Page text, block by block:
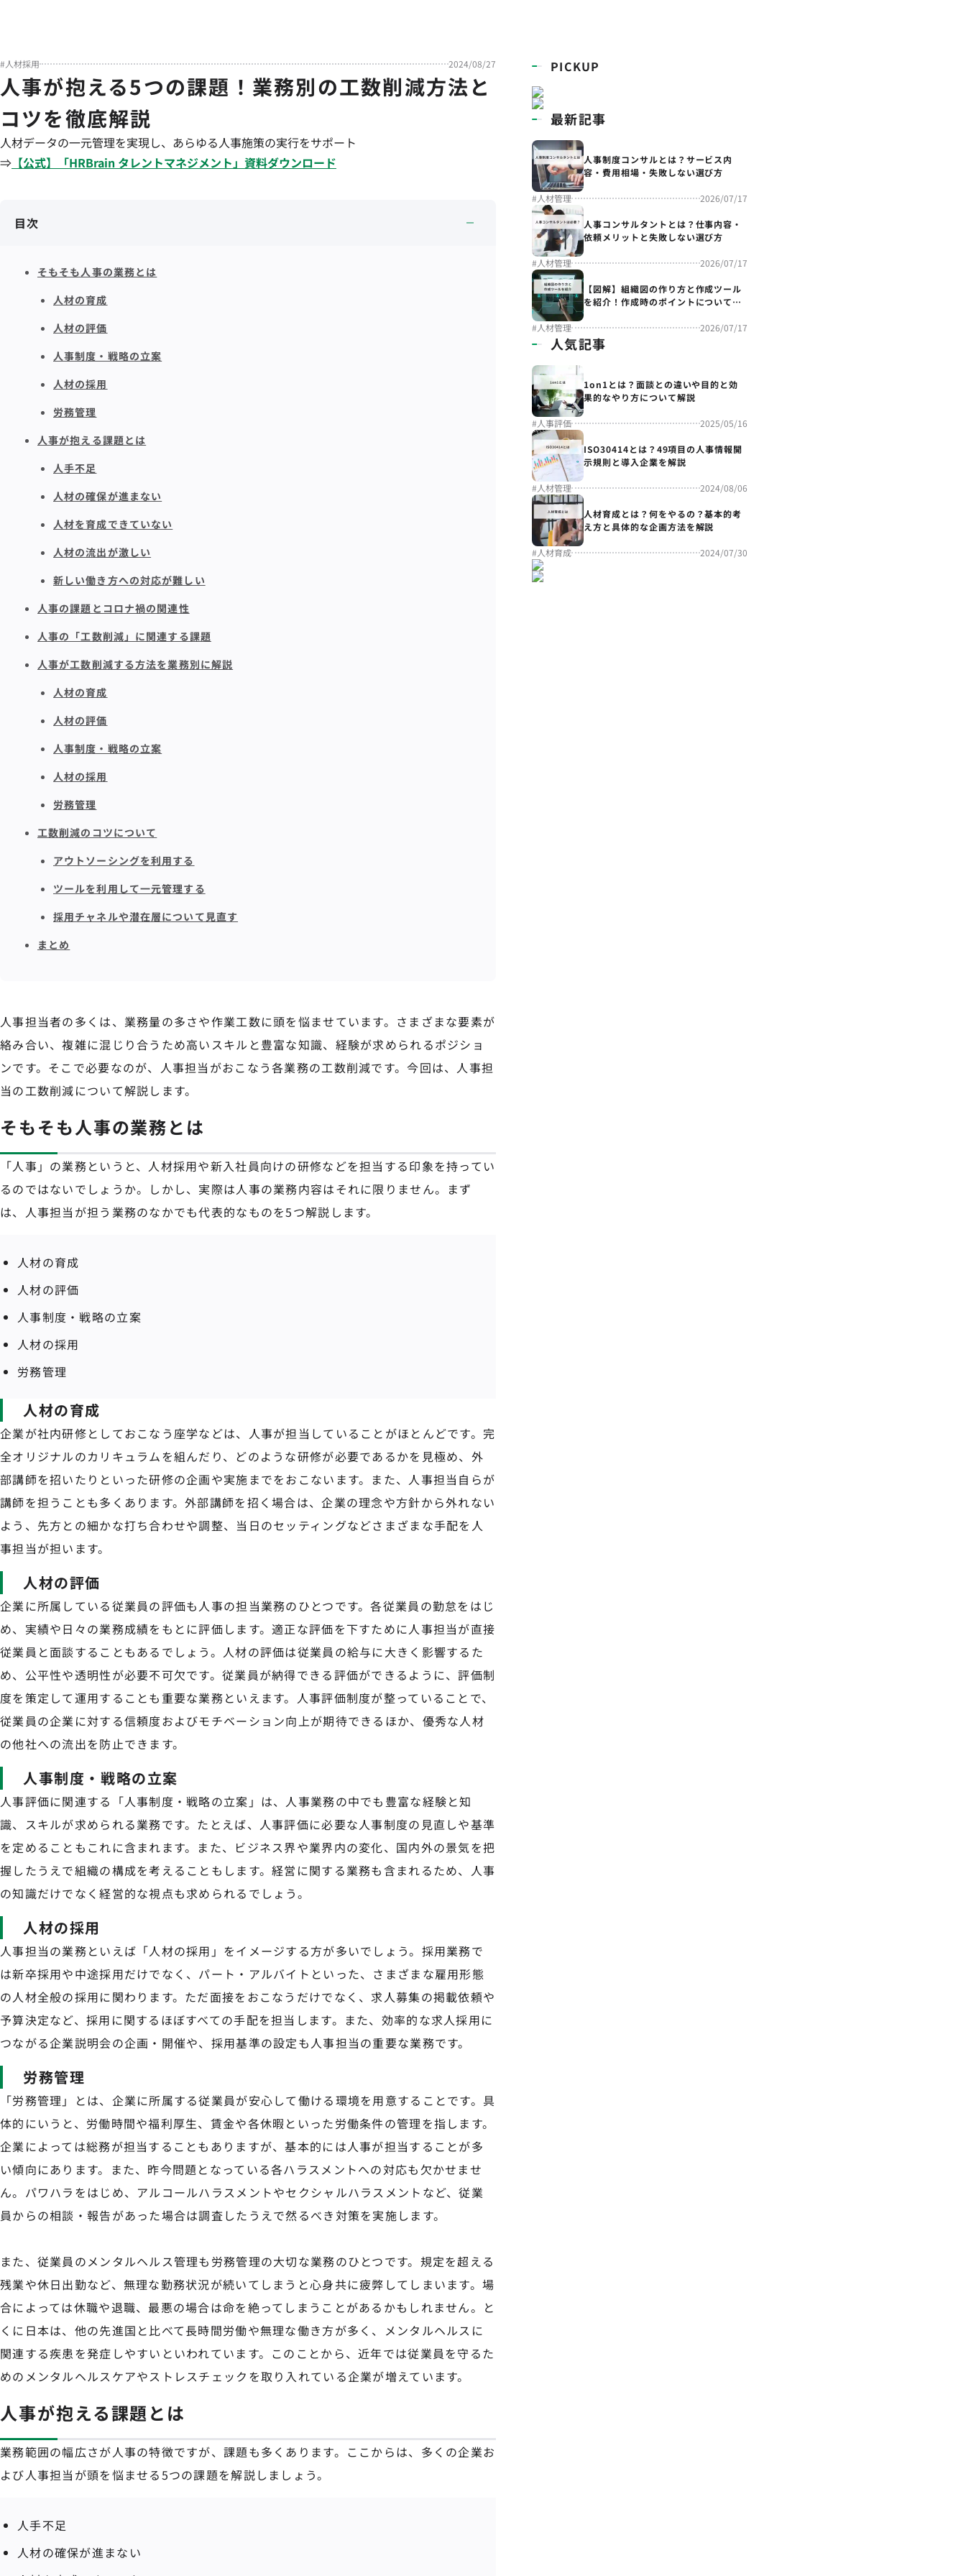
#人材採用 2024/08/27
人事が抱える5つの課題！業務別の工数削減方法と
コツを徹底解説
人材データの一元管理を実現し、あらゆる人事施策の実行をサポート
⇒ 【公式】「HRBrain タレントマネジメント」資料ダウンロード
目次
そもそも人事の業務とは
人材の育成
人材の評価
人事制度・戦略の立案
人材の採用
労務管理
人事が抱える課題とは
人手不足
人材の確保が進まない
人材を育成できていない
人材の流出が激しい
新しい働き方への対応が難しい
人事の課題とコロナ禍の関連性
人事の「工数削減」に関連する課題
人事が工数削減する方法を業務別に解説
人材の育成
人材の評価
人事制度・戦略の立案
人材の採用
労務管理
工数削減のコツについて
アウトソーシングを利用する
ツールを利用して一元管理する
採用チャネルや潜在層について見直す
まとめ
人事担当者の多くは、業務量の多さや作業工数に頭を悩ませています。さまざまな要素が
絡み合い、複雑に混じり合うため高いスキルと豊富な知識、経験が求められるポジショ
ンです。そこで必要なのが、人事担当がおこなう各業務の工数削減です。今回は、人事担
当の工数削減について解説します。
そもそも人事の業務とは
「人事」の業務というと、人材採用や新入社員向けの研修などを担当する印象を持ってい
るのではないでしょうか。しかし、実際は人事の業務内容はそれに限りません。まず
は、人事担当が担う業務のなかでも代表的なものを5つ解説します。
人材の育成
人材の評価
人事制度・戦略の立案
人材の採用
労務管理
人材の育成
企業が社内研修としておこなう座学などは、人事が担当していることがほとんどです。完
全オリジナルのカリキュラムを組んだり、どのような研修が必要であるかを見極め、外
部講師を招いたりといった研修の企画や実施までをおこないます。また、人事担当自らが
講師を担うことも多くあります。外部講師を招く場合は、企業の理念や方針から外れない
よう、先方との細かな打ち合わせや調整、当日のセッティングなどさまざまな手配を人
事担当が担います。
人材の評価
企業に所属している従業員の評価も人事の担当業務のひとつです。各従業員の勤怠をはじ
め、実績や日々の業務成績をもとに評価します。適正な評価を下すために人事担当が直接
従業員と面談することもあるでしょう。人材の評価は従業員の給与に大きく影響するた
め、公平性や透明性が必要不可欠です。従業員が納得できる評価ができるように、評価制
度を策定して運用することも重要な業務といえます。人事評価制度が整っていることで、
従業員の企業に対する信頼度およびモチベーション向上が期待できるほか、優秀な人材
の他社への流出を防止できます。
人事制度・戦略の立案
人事評価に関連する「人事制度・戦略の立案」は、人事業務の中でも豊富な経験と知
識、スキルが求められる業務です。たとえば、人事評価に必要な人事制度の見直しや基準
を定めることもこれに含まれます。また、ビジネス界や業界内の変化、国内外の景気を把
握したうえで組織の構成を考えることもします。経営に関する業務も含まれるため、人事
の知識だけでなく経営的な視点も求められるでしょう。
人材の採用
人事担当の業務といえば「人材の採用」をイメージする方が多いでしょう。採用業務で
は新卒採用や中途採用だけでなく、パート・アルバイトといった、さまざまな雇用形態
の人材全般の採用に関わります。ただ面接をおこなうだけでなく、求人募集の掲載依頼や
予算決定など、採用に関するほぼすべての手配を担当します。また、効率的な求人採用に
つながる企業説明会の企画・開催や、採用基準の設定も人事担当の重要な業務です。
労務管理
「労務管理」とは、企業に所属する従業員が安心して働ける環境を用意することです。具
体的にいうと、労働時間や福利厚生、賃金や各休暇といった労働条件の管理を指します。
企業によっては総務が担当することもありますが、基本的には人事が担当することが多
い傾向にあります。また、昨今問題となっている各ハラスメントへの対応も欠かせませ
ん。パワハラをはじめ、アルコールハラスメントやセクシャルハラスメントなど、従業
員からの相談・報告があった場合は調査したうえで然るべき対策を実施します。
また、従業員のメンタルヘルス管理も労務管理の大切な業務のひとつです。規定を超える
残業や休日出勤など、無理な勤務状況が続いてしまうと心身共に疲弊してしまいます。場
合によっては休職や退職、最悪の場合は命を絶ってしまうことがあるかもしれません。と
くに日本は、他の先進国と比べて長時間労働や無理な働き方が多く、メンタルヘルスに
関連する疾患を発症しやすいといわれています。このことから、近年では従業員を守るた
めのメンタルヘルスケアやストレスチェックを取り入れている企業が増えています。
人事が抱える課題とは
業務範囲の幅広さが人事の特徴ですが、課題も多くあります。ここからは、多くの企業お
よび人事担当が頭を悩ませる5つの課題を解説しましょう。
人手不足
人材の確保が進まない
PICKUP
最新記事
人事制度コンサルとは？サービス内
容・費用相場・失敗しない選び方
#人材管理 2026/07/17
人事コンサルタントとは？仕事内容・
依頼メリットと失敗しない選び方
#人材管理 2026/07/17
【図解】組織図の作り方と作成ツール
を紹介！作成時のポイントについても
#人材管理 2026/07/17
人気記事
1on1とは？面談との違いや目的と効
果的なやり方について解説
#人事評価 2025/05/16
ISO30414とは？49項目の人事情報開
示規則と導入企業を解説
#人材管理 2024/08/06
人材育成とは？何をやるの？基本的考
え方と具体的な企画方法を解説
#人材育成 2024/07/30